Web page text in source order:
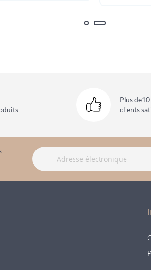
Plus de
clients